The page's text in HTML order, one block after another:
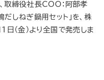
取締役社長COO：阿部孝
しねぎ鍋用セット」を、株
（金）より全国で発売しま